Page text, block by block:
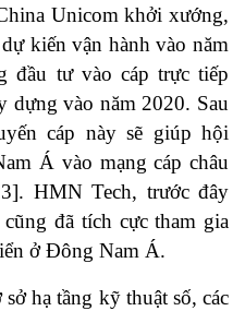
Unicom khởi xướng,
kiến ​​vận hành vào năm
đầu tư vào cáp trực tiếp
dựng vào năm 2020. Sau
cáp này sẽ giúp hội
Á vào mạng cáp châu
. HMN Tech, trước đây
đã tích cực tham gia
ở Đông Nam Á.
hạ tầng kỹ thuật số, các